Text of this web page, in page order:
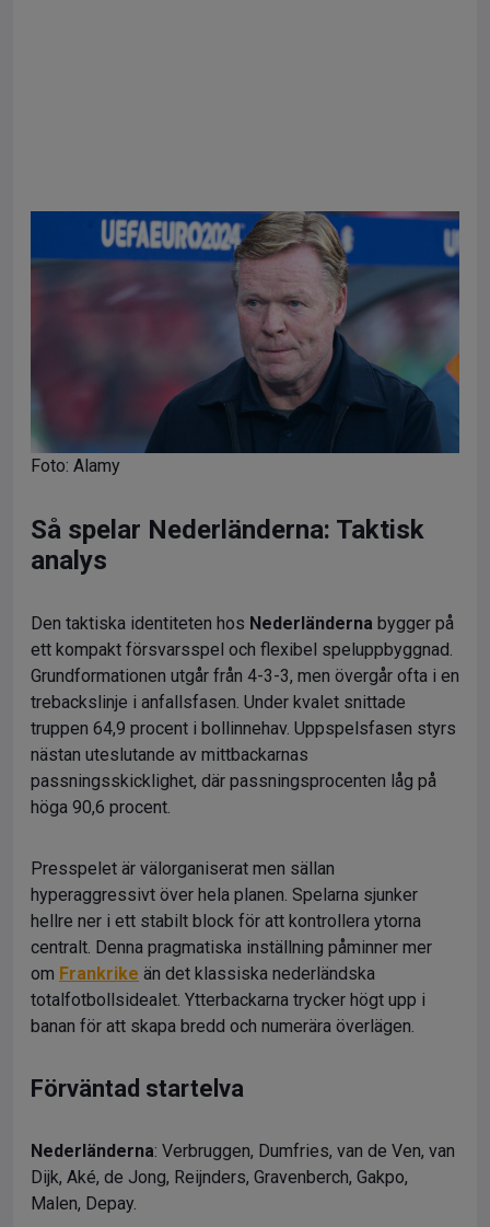
Foto: Alamy
Så spelar Nederländerna: Taktisk
analys
Den taktiska identiteten hos Nederländerna bygger på
ett kompakt försvarsspel och flexibel speluppbyggnad.
Grundformationen utgår från 4-3-3, men övergår ofta i en
trebackslinje i anfallsfasen. Under kvalet snittade
truppen 64,9 procent i bollinnehav. Uppspelsfasen styrs
nästan uteslutande av mittbackarnas
passningsskicklighet, där passningsprocenten låg på
höga 90,6 procent.
Presspelet är välorganiserat men sällan
hyperaggressivt över hela planen. Spelarna sjunker
hellre ner i ett stabilt block för att kontrollera ytorna
centralt. Denna pragmatiska inställning påminner mer
om Frankrike än det klassiska nederländska
totalfotbollsidealet. Ytterbackarna trycker högt upp i
banan för att skapa bredd och numerära överlägen.
Förväntad startelva
Nederländerna: Verbruggen, Dumfries, van de Ven, van
Dijk, Aké, de Jong, Reijnders, Gravenberch, Gakpo,
Malen, Depay.